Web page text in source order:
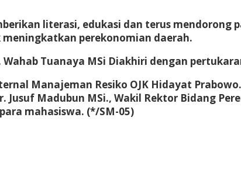
literasi, edukasi dan terus mendorong
perekonomian daerah.
Tuanaya MSi Diakhiri dengan
Manajeman Resiko OJK Hidayat
Madubun MSi., Wakil Rektor Bidang
mahasiswa. (*/SM-05)